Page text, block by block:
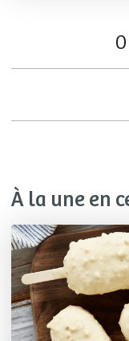
À la une en